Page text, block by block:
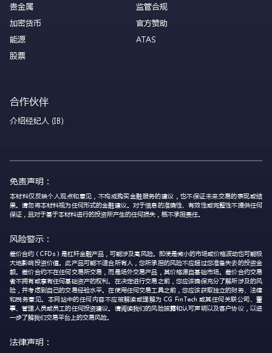
贵金属
加密货币
能源
股票
监管合规
官方赞助
ATAS
合作伙伴
介绍经纪人 (IB)
免责声明：
本材料仅反映个人观点和意见，不构成购买金融服务的建议，也不保证未来交易的表现或结
果。请勿将本材料视为任何形式的金融建议。对于信息的准确性、有效性或完整性不提供任何
保证，且对于基于本材料进行的投资所产生的任何损失，概不承担责任。
风险警示：
差价合约（CFDs）是杠杆金融产品，可能涉及高风险。即使是微小的市场或价格波动也可能极
大地影响投资价值。此产品可能不适合所有人，您所承担的风险不应超过您准备失去的投资金
额。差价合约不在任何交易所交易，而是场外交易产品，其价格源自基础市场。差价合约交易
者不拥有或享有任何基础资产的权利。在决定进行交易之前，您应该确保充分了解所涉及的风
险，并考虑到自己的交易经验水平。在使用任何交易工具之前，您应该获取独立的财务、法律
和税务意见。本网站中的任何内容不应被解读或理解为 CG FinTech 或其任何关联公司、董
事、管理人员或员工的任何投资建议。请阅读我们的风险披露和认可声明以及客户协议，以进
一步了解我们交易平台上的交易风险。
法律声明：